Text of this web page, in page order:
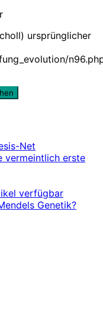
ursprünglicher
Net
vermeintlich erste
verfügbar
Genetik?